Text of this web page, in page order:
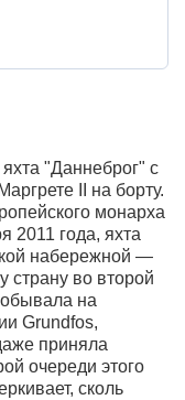
"Даннеброг" c
II на борту.
монарха
2011 года, яхта
набережной —
страну во второй
на
Grundfos,
приняла
очереди этого
сколь